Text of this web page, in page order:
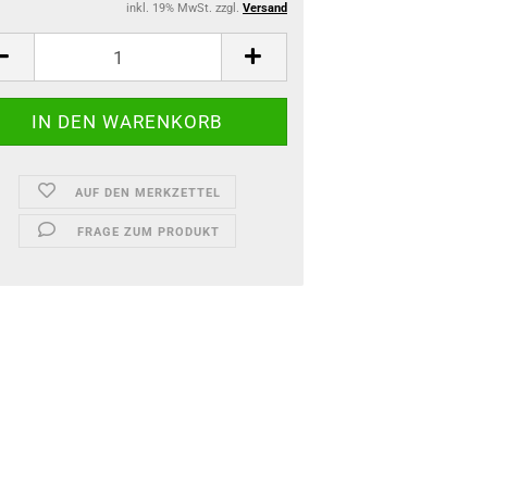
inkl. 19% MwSt. zzgl. Versand
AUF DEN MERKZETTEL
FRAGE ZUM PRODUKT